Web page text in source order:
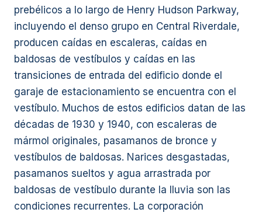
prebélicos a lo largo de Henry Hudson Parkway,
incluyendo el denso grupo en Central Riverdale,
producen caídas en escaleras, caídas en
baldosas de vestíbulos y caídas en las
transiciones de entrada del edificio donde el
garaje de estacionamiento se encuentra con el
vestíbulo. Muchos de estos edificios datan de las
décadas de 1930 y 1940, con escaleras de
mármol originales, pasamanos de bronce y
vestíbulos de baldosas. Narices desgastadas,
pasamanos sueltos y agua arrastrada por
baldosas de vestíbulo durante la lluvia son las
condiciones recurrentes. La corporación